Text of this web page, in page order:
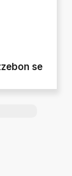
se